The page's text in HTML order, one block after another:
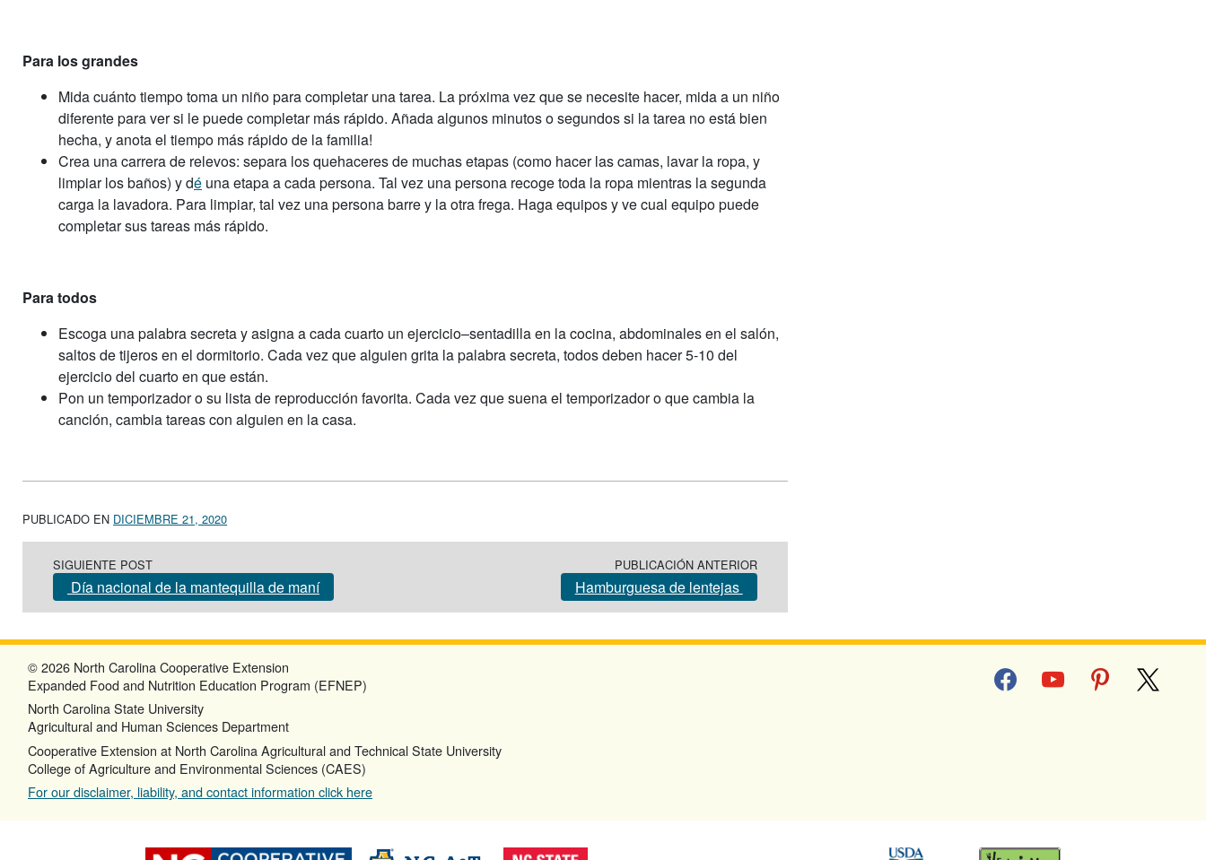
Para los grandes
Mida cuánto tiempo toma un niño para completar una tarea. La próxima vez que se necesite hacer, mida a un niño
diferente para ver si le puede completar más rápido. Añada algunos minutos o segundos si la tarea no está bien
hecha, y anota el tiempo más rápido de la familia!
Crea una carrera de relevos: separa los quehaceres de muchas etapas (como hacer las camas, lavar la ropa, y
limpiar los baños) y dé una etapa a cada persona. Tal vez una persona recoge toda la ropa mientras la segunda
carga la lavadora. Para limpiar, tal vez una persona barre y la otra frega. Haga equipos y ve cual equipo puede
completar sus tareas más rápido.
Para todos
Escoga una palabra secreta y asigna a cada cuarto un ejercicio–sentadilla en la cocina, abdominales en el salón,
saltos de tijeros en el dormitorio. Cada vez que alguien grita la palabra secreta, todos deben hacer 5-10 del
ejercicio del cuarto en que están.
Pon un temporizador o su lista de reproducción favorita. Cada vez que suena el temporizador o que cambia la
canción, cambia tareas con alguien en la casa.
PUBLICADO EN DICIEMBRE 21, 2020
Post navigation
SIGUIENTE POST
Día nacional de la mantequilla de maní
PUBLICACIÓN ANTERIOR
Hamburguesa de lentejas
facebookyoutube pinterest
© 2026 North Carolina Cooperative Extension
Expanded Food and Nutrition Education Program (EFNEP)
North Carolina State University
Agricultural and Human Sciences Department
Cooperative Extension at North Carolina Agricultural and Technical State University
College of Agriculture and Environmental Sciences (CAES)
For our disclaimer, liability, and contact information click here